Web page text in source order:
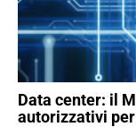
Data center: il
autorizzativi